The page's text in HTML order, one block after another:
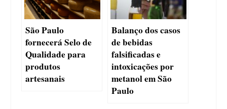
São Paulo
fornecerá Selo de
Qualidade para
produtos
artesanais
Balanço dos casos
de bebidas
falsificadas e
intoxicações por
metanol em São
Paulo